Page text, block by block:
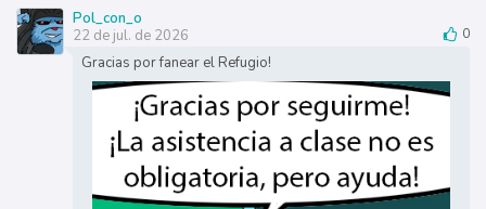
Pol_con_o
22 de jul. de 2026
0
Gracias por fanear el Refugio!